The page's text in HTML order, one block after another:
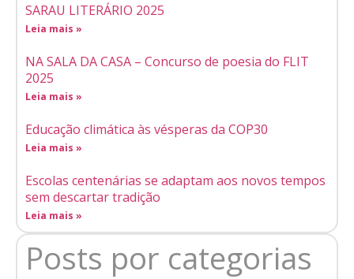
SARAU LITERÁRIO 2025
Leia mais »
NA SALA DA CASA – Concurso de poesia do FLIT
2025
Leia mais »
Educação climática às vésperas da COP30
Leia mais »
Escolas centenárias se adaptam aos novos tempos
sem descartar tradição
Leia mais »
Posts por categorias